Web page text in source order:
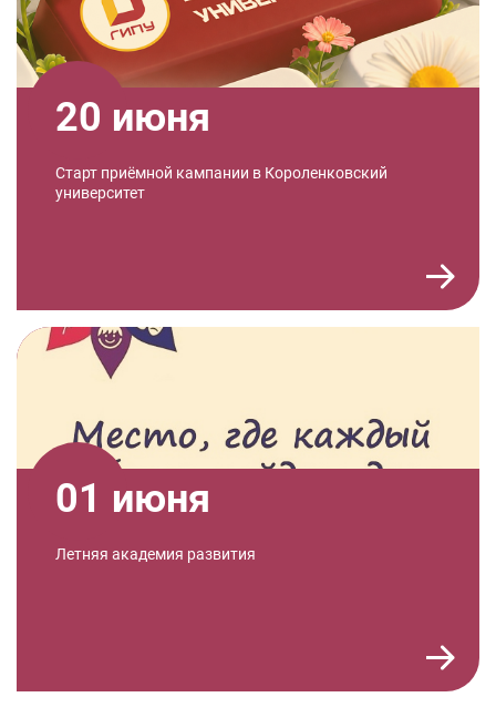
20 июня
Старт приёмной кампании в Короленковский
университет
01 июня
Летняя академия развития